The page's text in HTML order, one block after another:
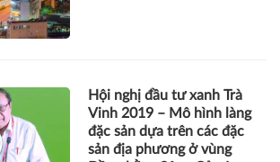
Hội nghị đầu tư xanh Trà
Vinh 2019 – Mô hình làng
đặc sản dựa trên các đặc
sản địa phương ở vùng